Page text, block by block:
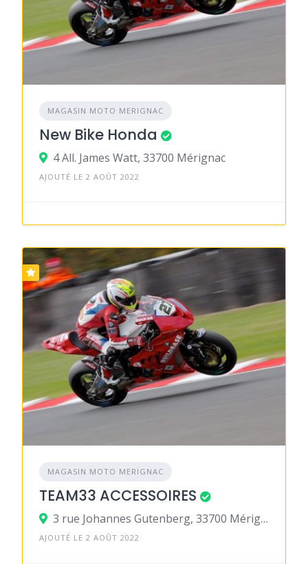
MAGASIN MOTO MERIGNAC
New Bike Honda
4 All. James Watt, 33700 Mérignac
AJOUTÉ LE 2 AOÛT 2022
MAGASIN MOTO MERIGNAC
TEAM33 ACCESSOIRES
3 rue Johannes Gutenberg, 33700 Mérignac
AJOUTÉ LE 2 AOÛT 2022